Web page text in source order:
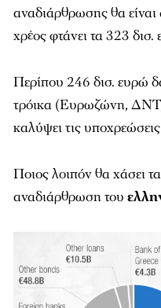
αναδιάρθρωσης θα
χρέος φτάνει τα 323
Περίπου 246 δισ. ευρώ
τρόικα (Ευρωζώνη,
καλύψει τις
Ποιος λοιπόν θα χάσει
αναδιάρθρωση του